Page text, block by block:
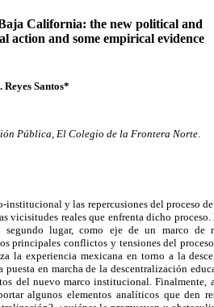
California: the new political and
action and some empirical evidence
Reyes Santos*
Pública, El Colegio de la Frontera Norte
y las repercusiones del proceso
vicisitudes reales que enfrenta dicho
lugar, como eje de un marco de
principales conflictos y tensiones del
la experiencia mexicana en torno a la
en marcha de la descentralización
del nuevo marco institucional. Finalmente,
algunos elementos analíticos que den